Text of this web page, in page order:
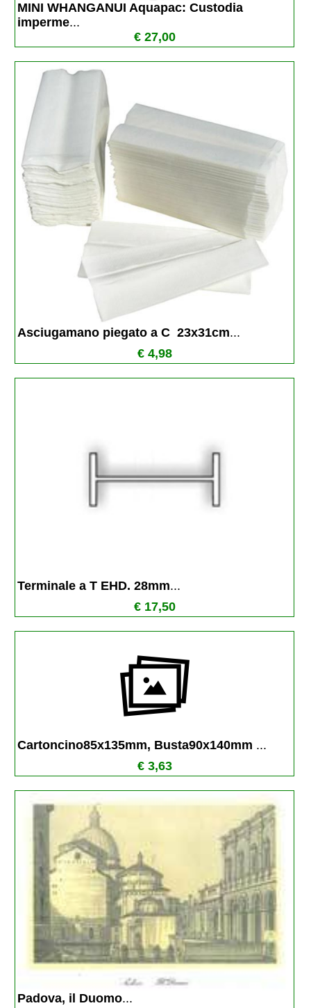
MINI WHANGANUI Aquapac: Custodia
imperme...
€ 27,00
Asciugamano piegato a C  23x31cm...
€ 4,98
Terminale a T EHD. 28mm...
€ 17,50
Cartoncino85x135mm, Busta90x140mm ...
€ 3,63
Padova, il Duomo...